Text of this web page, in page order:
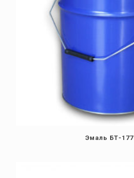
Эмаль БТ-177